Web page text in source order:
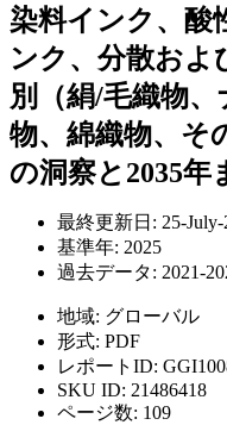
染料インク、酸
ンク、分散およ
別（絹/毛織物
物、綿織物、そ
の洞察と2035年
最終更新日: 25-
基準年: 2025
過去データ: 2021-
地域: グローバル
形式: PDF
レポートID:
SKU ID: 21486418
ページ数: 109